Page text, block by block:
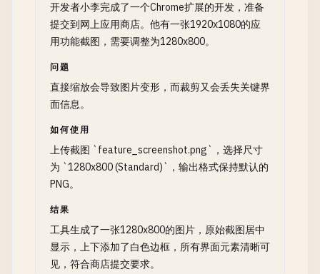
开发者小李完成了一个Chrome扩展的开发，准备
提交到网上应用商店。他有一张1920x1080的应
用功能截图，需要调整为1280x800。
问题
直接缩放会导致图片变形，而裁剪又会丢失关键界
面信息。
如何使用
上传截图 `feature_screenshot.png`，选择尺寸
为 `1280x800 (Standard)`，输出格式保持默认的
PNG。
结果
工具生成了一张1280x800的图片，原始截图居中
显示，上下添加了白色边框，所有界面元素清晰可
见，符合商店提交要求。